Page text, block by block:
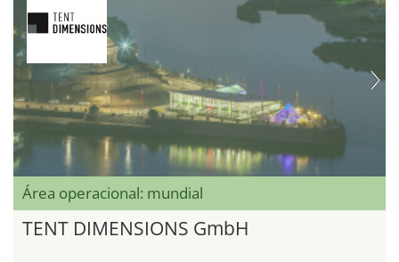
Área operacional: mundial
TENT DIMENSIONS GmbH